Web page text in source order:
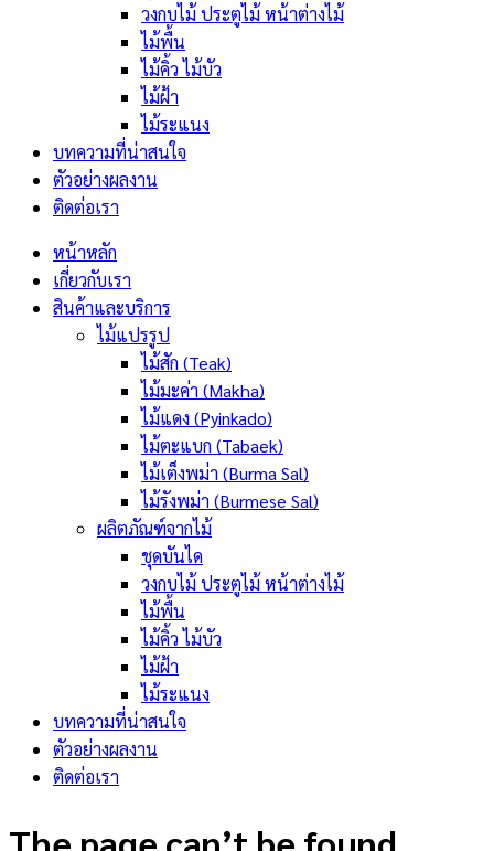
วงกบไม้ ประตูไม้ หน้าต่างไม้
ไม้พื้น
ไม้คิ้ว ไม้บัว
ไม้ฝ้า
ไม้ระแนง
บทความที่น่าสนใจ
ตัวอย่างผลงาน
ติดต่อเรา
หน้าหลัก
เกี่ยวกับเรา
สินค้าและบริการ
ไม้แปรรูป
ไม้สัก (Teak)
ไม้มะค่า (Makha)
ไม้แดง (Pyinkado)
ไม้ตะแบก (Tabaek)
ไม้เต็งพม่า (Burma Sal)
ไม้รังพม่า (Burmese Sal)
ผลิตภัณฑ์จากไม้
ชุดบันได
วงกบไม้ ประตูไม้ หน้าต่างไม้
ไม้พื้น
ไม้คิ้ว ไม้บัว
ไม้ฝ้า
ไม้ระแนง
บทความที่น่าสนใจ
ตัวอย่างผลงาน
ติดต่อเรา
The page can’t be found.